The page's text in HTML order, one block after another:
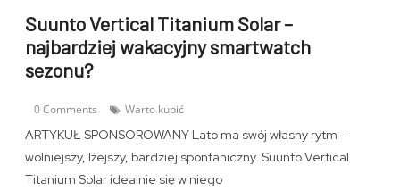
Suunto Vertical Titanium Solar –
najbardziej wakacyjny smartwatch
sezonu?
0 Comments Warto kupić
ARTYKUŁ SPONSOROWANY Lato ma swój własny rytm –
wolniejszy, lżejszy, bardziej spontaniczny. Suunto Vertical
Titanium Solar idealnie się w niego